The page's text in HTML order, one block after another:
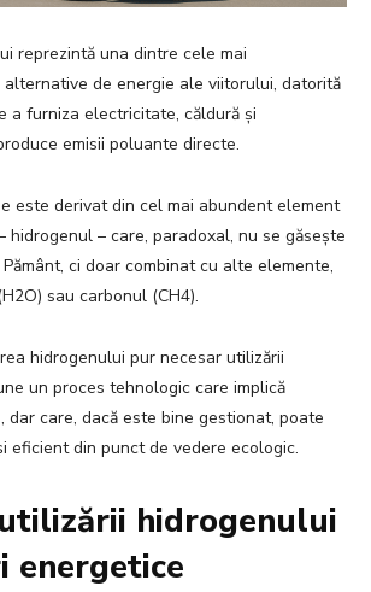
reprezintă una dintre cele mai
de energie ale viitorului, datorită
a furniza electricitate, căldură și
emisii poluante directe.
este derivat din cel mai abundent element
hidrogenul – care, paradoxal, nu se găsește
ci doar combinat cu alte elemente,
sau carbonul (CH4).
hidrogenului pur necesar utilizării
un proces tehnologic care implică
dar care, dacă este bine gestionat, poate
eficient din punct de vedere ecologic.
hidrogenului
energetice